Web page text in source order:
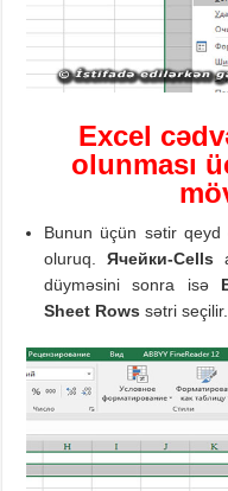
Excel
olunması
Bunun üçün sətir qeyd
oluruq.Ячейки-Cells
düyməsini sonra isə
Sheet Rows sətri seçilir.